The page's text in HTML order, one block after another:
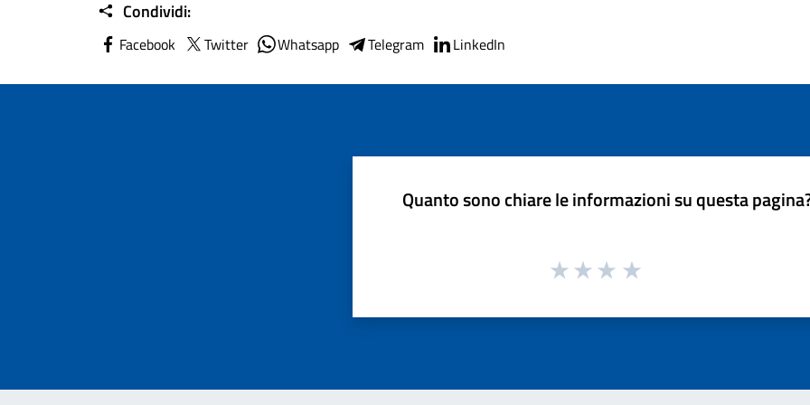
Condividi:
Facebook Twitter Whatsapp Telegram LinkedIn
Quanto sono chiare le informazioni su questa